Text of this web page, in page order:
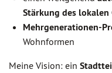
Stärkung des lokalen
Mehrgenerationen-
Wohnformen
Meine Vision: ein